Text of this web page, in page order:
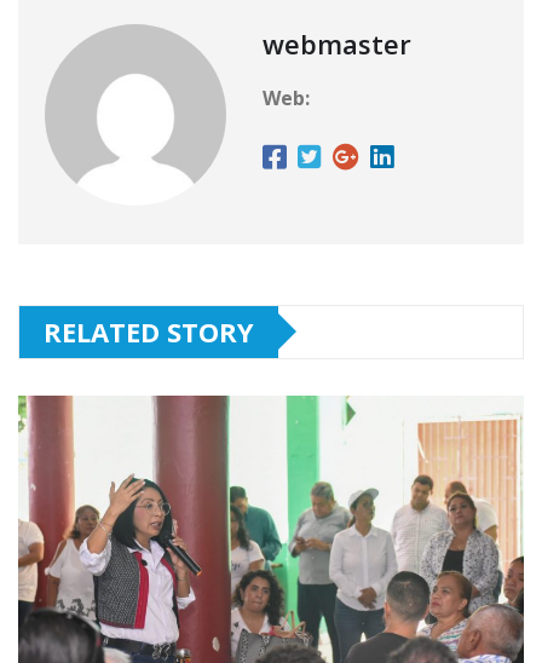
webmaster
Web:
RELATED STORY